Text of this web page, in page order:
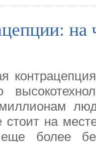
на
стоит на
более